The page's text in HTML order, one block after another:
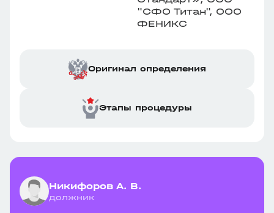
"СФО Титан", ООО
ФЕНИКС
Оригинал определения
Этапы процедуры
Никифоров А. В.
должник